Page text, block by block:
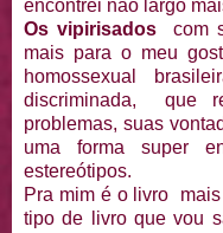
encontrei não largo
Os vipirisados
com
mais para o meu
homossexual
discriminada, que
problemas, suas
uma forma super
estereótipos.
Pra mim é o livro
tipo de livro que vou